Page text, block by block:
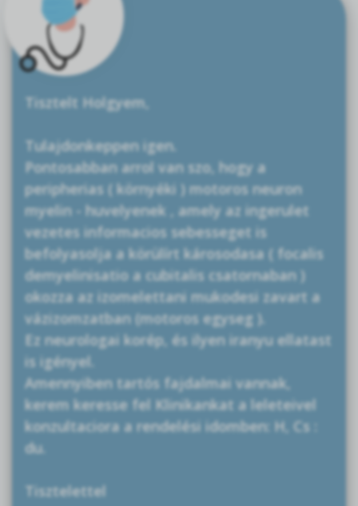
Tisztelt Holgyem,
Tulajdonkeppen igen.
Pontosabban arrol van szo, hogy a
peripherias ( környéki ) motoros neuron
myelin - huvelyenek , amely az ingerulet
vezetes informacios sebesseget is
befolyasolja a körülírt károsodasa ( focalis
demyelinisatio a cubitalis csatornaban )
okozza az izomelettani mukodesi zavart a
vázizomzatban (motoros egyseg ).
Ez neurologai korép, és ilyen iranyu ellatast
is igényel.
Amennyiben tartós fajdalmai vannak,
kerem keresse fel Klinikankat a leleteivel
konzultaciora a rendelési idomben: H, Cs :
du.
Tisztelettel